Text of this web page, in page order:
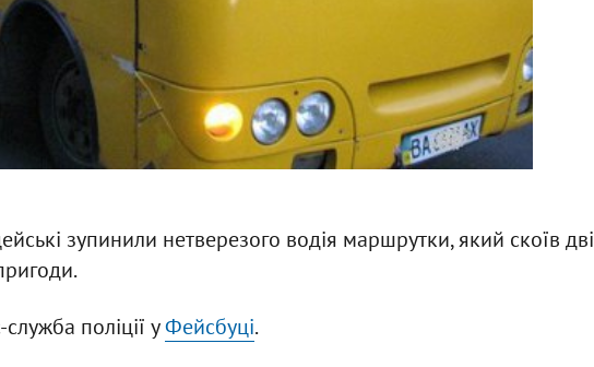
зупинили нетверезого водія маршрутки, який скоїв дві
поліції уФейсбуці.